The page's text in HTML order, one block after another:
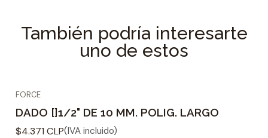
Especificaciones Técnicas
Tipo de dado : Hexagonal
Peso : 106 grs.
También podría interesarte
uno de estos
FORCE
DADO []1/2" DE 10 MM. POLIG. LARGO
$4.371 CLP(IVA incluido)